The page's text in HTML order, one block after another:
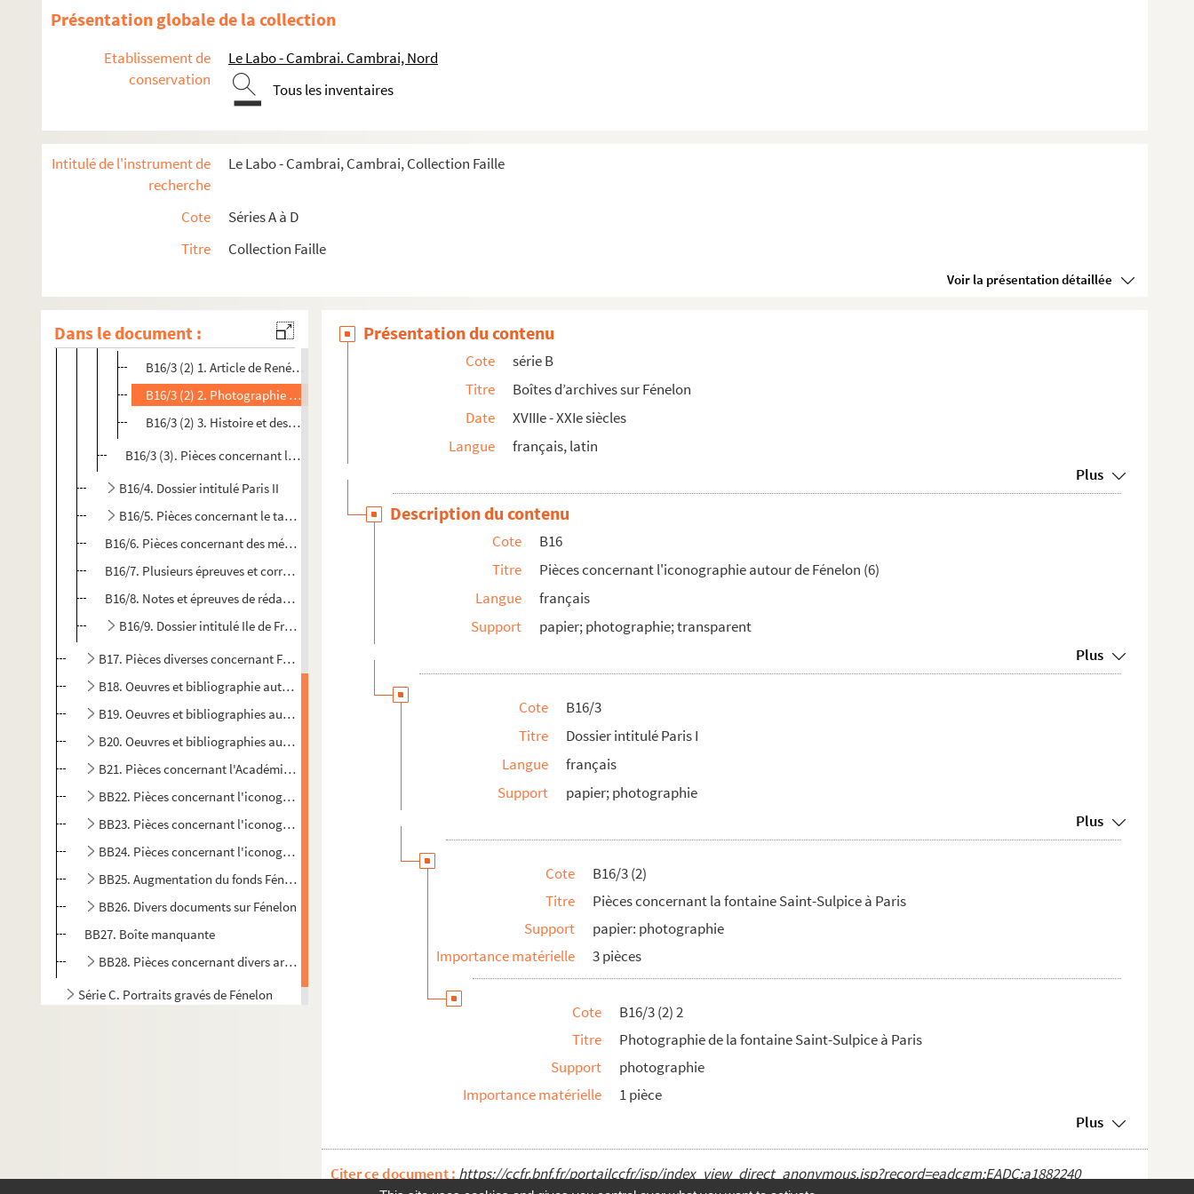
Présentation globale de la collection
Etablissement de
conservation
Le Labo - Cambrai. Cambrai, Nord
Tous les inventaires
Intitulé de l'instrument de
recherche
Le Labo - Cambrai, Cambrai, Collection Faille
Cote
Séries A à D
Titre
Collection Faille
Voir la présentation détaillée
Dans le document :
B10. Pièces concernant le marquis de Fénelon, Gabriel-Jacques de Salignac La Mothe Fénelon, petit-neveu d...
B11. Pièces concernant l'iconographie autour de Fénelon (1)
B12. Pièces concernant l'iconographie autour de Fénelon (2)
B13. Pièces concernant l'iconographie autour de Fénelon (3)
B14. Pièces concernant l'iconographie autour de Fénelon (4)
B15. Pièces concernant l'iconographie autour de Fénelon (5)
B16. Pièces concernant l'iconographie autour de Fénelon (6)
B16/1. Pièces concernant les illustrations et la mise en page de l'article de René Faille sur l'iconographi...
B16/2. Pièces concernant une pendule à l'effigie de Fénelon
B16/3 (1). Pièces concernant le lycée Fénelon et la brasserie le Fénelon à Paris
B16/3 (2). Pièces concernant la fontaine Saint-Sulpice à Paris
B16/3 (2) 1. Article de René Faille paru dans la Revue française d'héraldique et de sigillographie de 1973 sur le...
B16/3 (2) 2. Photographie de la fontaine Saint-Sulpice à Paris
B16/3 (2) 3. Histoire et description des fontaines publiques de Paris par M.L Michaux
B16/3 (3). Pièces concernant la statue de Fénelon sur une des façades du Louvre à Paris
B16/4. Dossier intitulé Paris II
B16/5. Pièces concernant le tableau de la vache de Fénelon
B16/6. Pièces concernant des médailles et médaillons à l'effigie de Fénelon
B16/7. Plusieurs épreuves et corrections de l'Iconographie de Fénelon par René Faille
B16/8. Notes et épreuves de rédaction concernant la partie gravures de l'Iconographie de Fénelon par René F...
B16/9. Dossier intitulé Ile de France
B17. Pièces diverses concernant Fénelon
B18. Oeuvres et bibliographie autour de Fénelon (1/3)
B19. Oeuvres et bibliographies autour de Fénelon (2/3)
B20. Oeuvres et bibliographies autour de Fénelon (3/3)
B21. Pièces concernant l'Académie Française et les contemporains de Fénelon
BB22. Pièces concernant l'iconographie de Fénelon à Périgueux (1)
BB23. Pièces concernant l'iconographie de Fénelon à Périgueux (2)
BB24. Pièces concernant l'iconographie de Fénelon à Périgueux (3)
BB25. Augmentation du fonds Fénelon à la bibliothèque de Cambrai (1988-1992)
BB26. Divers documents sur Fénelon
BB27. Boîte manquante
BB28. Pièces concernant divers articles de René Faille
Série C. Portraits gravés de Fénelon
Présentation du contenu
Cote
série B
Titre
Boîtes d’archives sur Fénelon
Date
XVIIIe - XXIe siècles
Langue
français, latin
Plus
Description du contenu
Cote
B16
Titre
Pièces concernant l'iconographie autour de Fénelon (6)
Langue
français
Support
papier; photographie; transparent
Plus
Cote
B16/3
Titre
Dossier intitulé Paris I
Langue
français
Support
papier; photographie
Plus
Cote
B16/3 (2)
Titre
Pièces concernant la fontaine Saint-Sulpice à Paris
Support
papier: photographie
Importance matérielle
3 pièces
Cote
B16/3 (2) 2
Titre
Photographie de la fontaine Saint-Sulpice à Paris
Support
photographie
Importance matérielle
1 pièce
Plus
Citer ce document : https://ccfr.bnf.fr/portailccfr/jsp/index_view_direct_anonymous.jsp?record=eadcgm:EADC:a1882240